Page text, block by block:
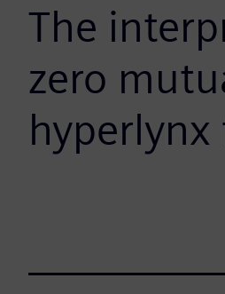
The
zero
hyperlynx